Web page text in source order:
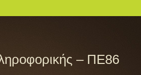
– ΠΕ86